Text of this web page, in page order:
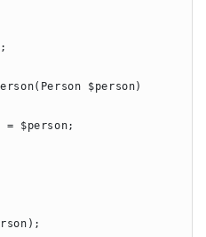
$person)
= $person;